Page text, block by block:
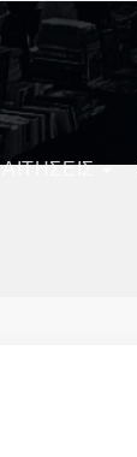
ΑΙΤΗΣΕΙΣ